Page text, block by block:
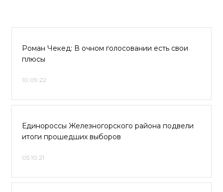
Роман Чекед: В очном голосовании есть свои
плюсы
10.09.22
Единороссы Железногорского района подвели
итоги прошедших выборов
05.10.21